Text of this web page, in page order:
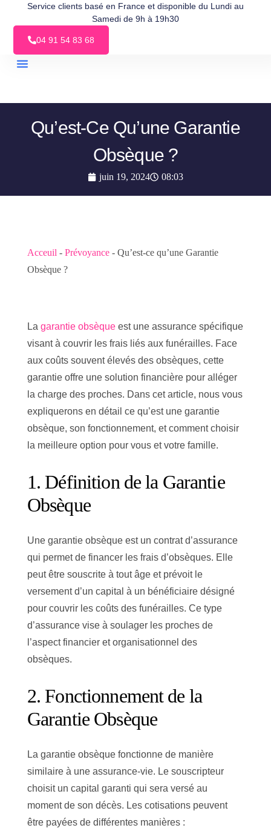
Service clients basé en France et disponible du Lundi au
Samedi de 9h à 19h30
04 91 54 83 68
Qu’est-Ce Qu’une Garantie
Obsèque ?
juin 19, 2024 08:03
Acceuil - Prévoyance- Qu’est-ce qu’une Garantie
Obsèque ?
La garantie obsèqueest une assurance spécifique
visant à couvrir les frais liés aux funérailles. Face
aux coûts souvent élevés des obsèques, cette
garantie offre une solution financière pour alléger
la charge des proches. Dans cet article, nous vous
expliquerons en détail ce qu’est une garantie
obsèque, son fonctionnement, et comment choisir
la meilleure option pour vous et votre famille.
1. Définition de la Garantie
Obsèque
Une garantie obsèque est un contrat d’assurance
qui permet de financer les frais d’obsèques. Elle
peut être souscrite à tout âge et prévoit le
versement d’un capital à un bénéficiaire désigné
pour couvrir les coûts des funérailles. Ce type
d’assurance vise à soulager les proches de
l’aspect financier et organisationnel des
obsèques.
2. Fonctionnement de la
Garantie Obsèque
La garantie obsèque fonctionne de manière
similaire à une assurance-vie. Le souscripteur
choisit un capital garanti qui sera versé au
moment de son décès. Les cotisations peuvent
être payées de différentes manières :